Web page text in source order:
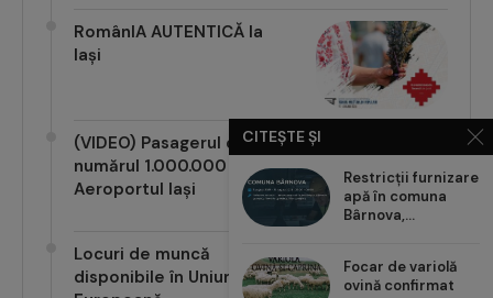
RomânIA AUTENTICĂ la
Iași
(VIDEO) Pasagerul cu
numărul 1.000.000 pe
Aeroportul Iași
Locuri de muncă
disponibile în Uniunea
CITEȘTE ȘI
Restricții furnizare
apă în comuna
Bârnova,...
Focar de variolă
ovină confirmat